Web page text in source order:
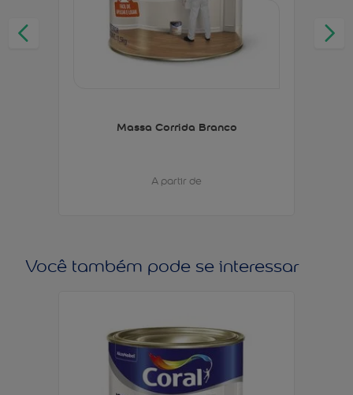
Massa Corrida Branco
A partir de
Você também pode se interessar